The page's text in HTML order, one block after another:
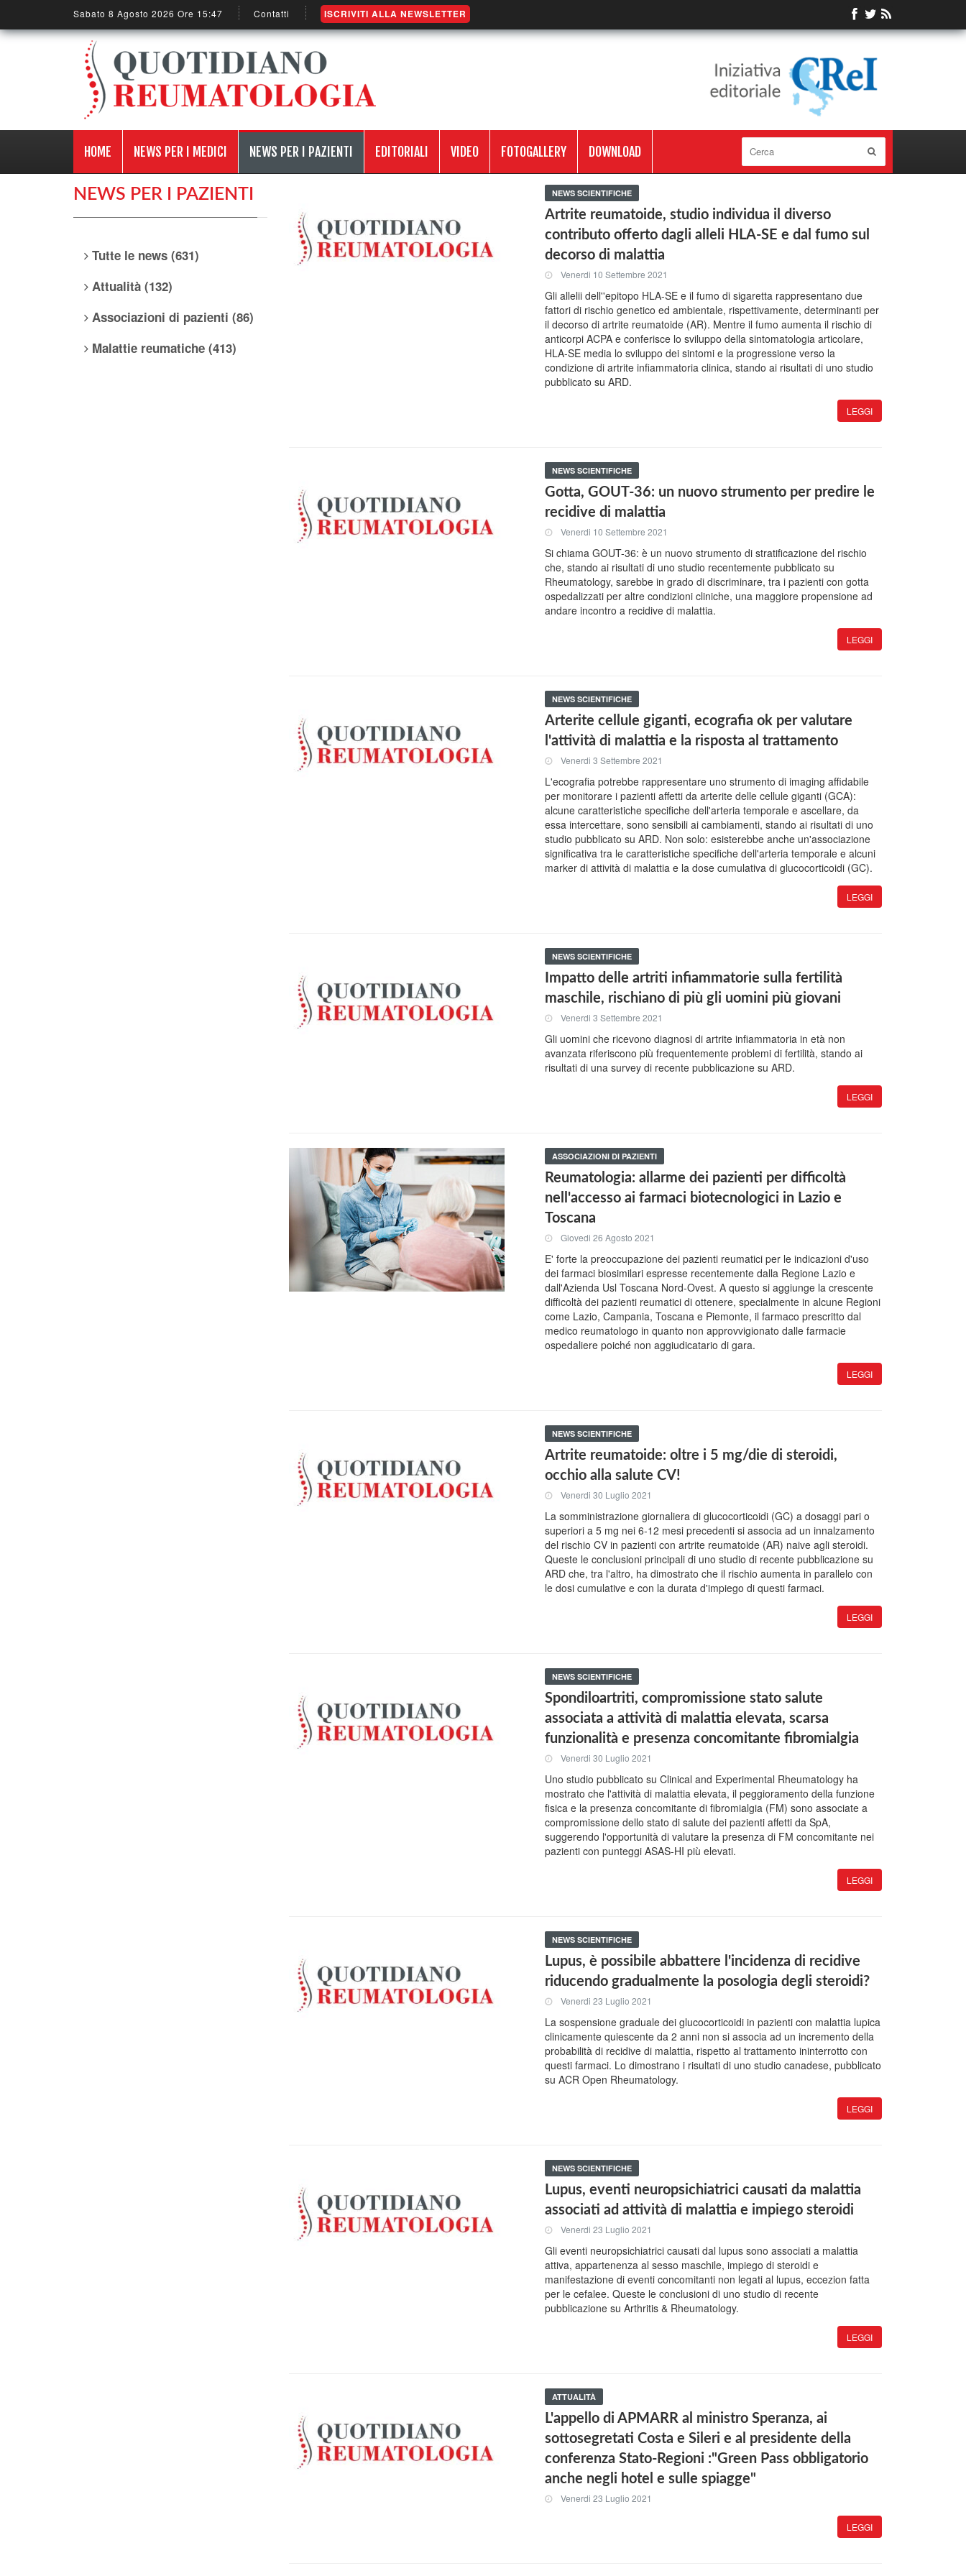
Sabato 8 Agosto 2026 Ore 15:47 Contatti ISCRIVITI ALLA NEWSLETTER
HOME NEWS PER I MEDICI NEWS PER I PAZIENTI EDITORIALI VIDEO FOTOGALLERY DOWNLOAD
NEWS PER I PAZIENTI
Tutte le news (631)
Attualità (132)
Associazioni di pazienti (86)
Malattie reumatiche (413)
NEWS SCIENTIFICHE
Artrite reumatoide, studio individua il diverso
contributo offerto dagli alleli HLA-SE e dal fumo sul
decorso di malattia
Venerdi 10 Settembre 2021
Gli allelii dell''epitopo HLA-SE e il fumo di sigaretta rappresentano due
fattori di rischio genetico ed ambientale, rispettivamente, determinanti per
il decorso di artrite reumatoide (AR). Mentre il fumo aumenta il rischio di
anticorpi ACPA e conferisce lo sviluppo della sintomatologia articolare,
HLA-SE media lo sviluppo dei sintomi e la progressione verso la
condizione di artrite infiammatoria clinica, stando ai risultati di uno studio
pubblicato su ARD.
LEGGI
NEWS SCIENTIFICHE
Gotta, GOUT-36: un nuovo strumento per predire le
recidive di malattia
Venerdi 10 Settembre 2021
Si chiama GOUT-36: è un nuovo strumento di stratificazione del rischio
che, stando ai risultati di uno studio recentemente pubblicato su
Rheumatology, sarebbe in grado di discriminare, tra i pazienti con gotta
ospedalizzati per altre condizioni cliniche, una maggiore propensione ad
andare incontro a recidive di malattia.
LEGGI
NEWS SCIENTIFICHE
Arterite cellule giganti, ecografia ok per valutare
l'attività di malattia e la risposta al trattamento
Venerdi 3 Settembre 2021
L'ecografia potrebbe rappresentare uno strumento di imaging affidabile
per monitorare i pazienti affetti da arterite delle cellule giganti (GCA):
alcune caratteristiche specifiche dell'arteria temporale e ascellare, da
essa intercettare, sono sensibili ai cambiamenti, stando ai risultati di uno
studio pubblicato su ARD. Non solo: esisterebbe anche un'associazione
significativa tra le caratteristiche specifiche dell'arteria temporale e alcuni
marker di attività di malattia e la dose cumulativa di glucocorticoidi (GC).
LEGGI
NEWS SCIENTIFICHE
Impatto delle artriti infiammatorie sulla fertilità
maschile, rischiano di più gli uomini più giovani
Venerdi 3 Settembre 2021
Gli uomini che ricevono diagnosi di artrite infiammatoria in età non
avanzata riferiscono più frequentemente problemi di fertilità, stando ai
risultati di una survey di recente pubblicazione su ARD.
LEGGI
ASSOCIAZIONI DI PAZIENTI
Reumatologia: allarme dei pazienti per difficoltà
nell'accesso ai farmaci biotecnologici in Lazio e
Toscana
Giovedi 26 Agosto 2021
E' forte la preoccupazione dei pazienti reumatici per le indicazioni d'uso
dei farmaci biosimilari espresse recentemente dalla Regione Lazio e
dall'Azienda Usl Toscana Nord-Ovest. A questo si aggiunge la crescente
difficoltà dei pazienti reumatici di ottenere, specialmente in alcune Regioni
come Lazio, Campania, Toscana e Piemonte, il farmaco prescritto dal
medico reumatologo in quanto non approvvigionato dalle farmacie
ospedaliere poiché non aggiudicatario di gara.
LEGGI
NEWS SCIENTIFICHE
Artrite reumatoide: oltre i 5 mg/die di steroidi,
occhio alla salute CV!
Venerdi 30 Luglio 2021
La somministrazione giornaliera di glucocorticoidi (GC) a dosaggi pari o
superiori a 5 mg nei 6-12 mesi precedenti si associa ad un innalzamento
del rischio CV in pazienti con artrite reumatoide (AR) naive agli steroidi.
Queste le conclusioni principali di uno studio di recente pubblicazione su
ARD che, tra l'altro, ha dimostrato che il rischio aumenta in parallelo con
le dosi cumulative e con la durata d'impiego di questi farmaci.
LEGGI
NEWS SCIENTIFICHE
Spondiloartriti, compromissione stato salute
associata a attività di malattia elevata, scarsa
funzionalità e presenza concomitante fibromialgia
Venerdi 30 Luglio 2021
Uno studio pubblicato su Clinical and Experimental Rheumatology ha
mostrato che l'attività di malattia elevata, il peggioramento della funzione
fisica e la presenza concomitante di fibromialgia (FM) sono associate a
compromissione dello stato di salute dei pazienti affetti da SpA,
suggerendo l'opportunità di valutare la presenza di FM concomitante nei
pazienti con punteggi ASAS-HI più elevati.
LEGGI
NEWS SCIENTIFICHE
Lupus, è possibile abbattere l'incidenza di recidive
riducendo gradualmente la posologia degli steroidi?
Venerdi 23 Luglio 2021
La sospensione graduale dei glucocorticoidi in pazienti con malattia lupica
clinicamente quiescente da 2 anni non si associa ad un incremento della
probabilità di recidive di malattia, rispetto al trattamento ininterrotto con
questi farmaci. Lo dimostrano i risultati di uno studio canadese, pubblicato
su ACR Open Rheumatology.
LEGGI
NEWS SCIENTIFICHE
Lupus, eventi neuropsichiatrici causati da malattia
associati ad attività di malattia e impiego steroidi
Venerdi 23 Luglio 2021
Gli eventi neuropsichiatrici causati dal lupus sono associati a malattia
attiva, appartenenza al sesso maschile, impiego di steroidi e
manifestazione di eventi concomitanti non legati al lupus, eccezion fatta
per le cefalee. Queste le conclusioni di uno studio di recente
pubblicazione su Arthritis & Rheumatology.
LEGGI
ATTUALITÀ
L'appello di APMARR al ministro Speranza, ai
sottosegretati Costa e Sileri e al presidente della
conferenza Stato-Regioni :"Green Pass obbligatorio
anche negli hotel e sulle spiagge"
Venerdi 23 Luglio 2021
LEGGI